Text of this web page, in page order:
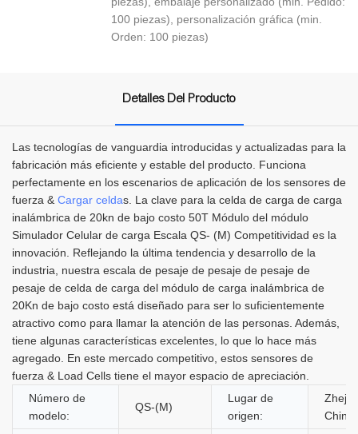
100 piezas), personalización gráfica (min.
Orden: 100 piezas)
Detalles Del Producto
Las tecnologías de vanguardia introducidas y actualizadas para la
fabricación más eficiente y estable del producto. Funciona
perfectamente en los escenarios de aplicación de los sensores de
fuerza & Cargar celdas. La clave para la celda de carga de carga
inalámbrica de 20kn de bajo costo 50T Módulo del módulo
Simulador Celular de carga Escala QS- (M) Competitividad es la
innovación. Reflejando la última tendencia y desarrollo de la
industria, nuestra escala de pesaje de pesaje de pesaje de
pesaje de celda de carga del módulo de carga inalámbrica de
20Kn de bajo costo está diseñado para ser lo suficientemente
atractivo como para llamar la atención de las personas. Además,
tiene algunas características excelentes, lo que lo hace más
agregado. En este mercado competitivo, estos sensores de
fuerza & Load Cells tiene el mayor espacio de apreciación.
Número de
modelo:
QS-(M)
Lugar de
origen:
China